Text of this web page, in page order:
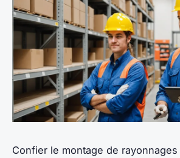
Confier le montage de rayonnages